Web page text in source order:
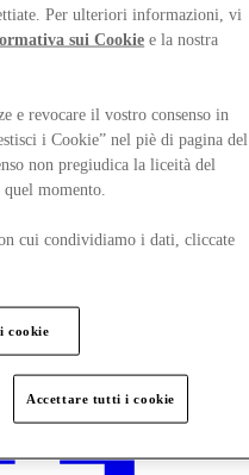
Per ulteriori informazioni, vi
sui Cookie e la nostra
e revocare il vostro consenso in
i Cookie” nel piè di pagina del
non pregiudica la liceità del
momento.
cui condividiamo i dati, cliccate
cookie
Accettare tutti i cookie